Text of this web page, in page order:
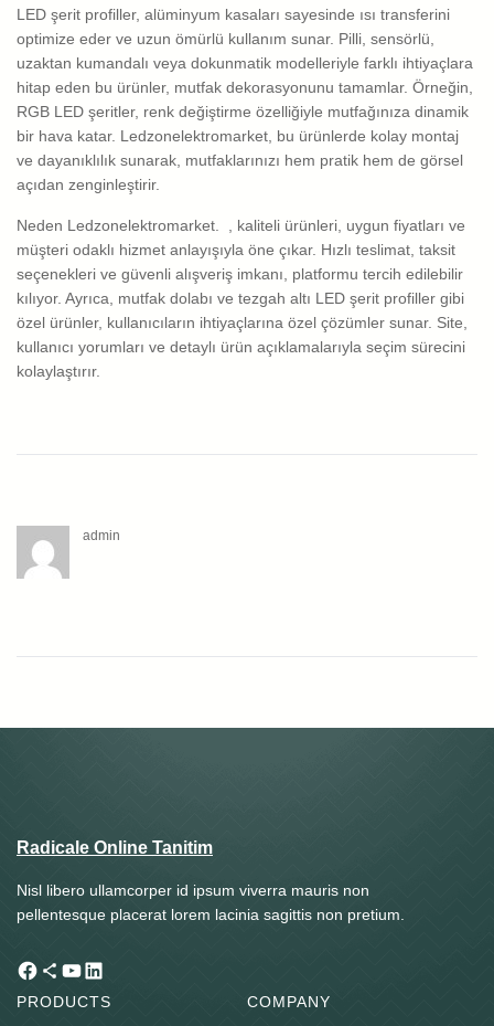
LED şerit profiller, alüminyum kasaları sayesinde ısı transferini
optimize eder ve uzun ömürlü kullanım sunar. Pilli, sensörlü,
uzaktan kumandalı veya dokunmatik modelleriyle farklı ihtiyaçlara
hitap eden bu ürünler, mutfak dekorasyonunu tamamlar. Örneğin,
RGB LED şeritler, renk değiştirme özelliğiyle mutfağınıza dinamik
bir hava katar. Ledzonelektromarket, bu ürünlerde kolay montaj
ve dayanıklılık sunarak, mutfaklarınızı hem pratik hem de görsel
açıdan zenginleştirir.
Neden Ledzonelektromarket. , kaliteli ürünleri, uygun fiyatları ve
müşteri odaklı hizmet anlayışıyla öne çıkar. Hızlı teslimat, taksit
seçenekleri ve güvenli alışveriş imkanı, platformu tercih edilebilir
kılıyor. Ayrıca, mutfak dolabı ve tezgah altı LED şerit profiller gibi
özel ürünler, kullanıcıların ihtiyaçlarına özel çözümler sunar. Site,
kullanıcı yorumları ve detaylı ürün açıklamalarıyla seçim sürecini
kolaylaştırır.
admin
Radicale Online Tanitim
Nisl libero ullamcorper id ipsum viverra mauris non
pellentesque placerat lorem lacinia sagittis non pretium.
Facebook Share Icon YouTube LinkedIn
PRODUCTS COMPANY